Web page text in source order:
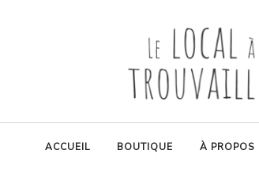
ACCUEIL BOUTIQUE À PROPOS